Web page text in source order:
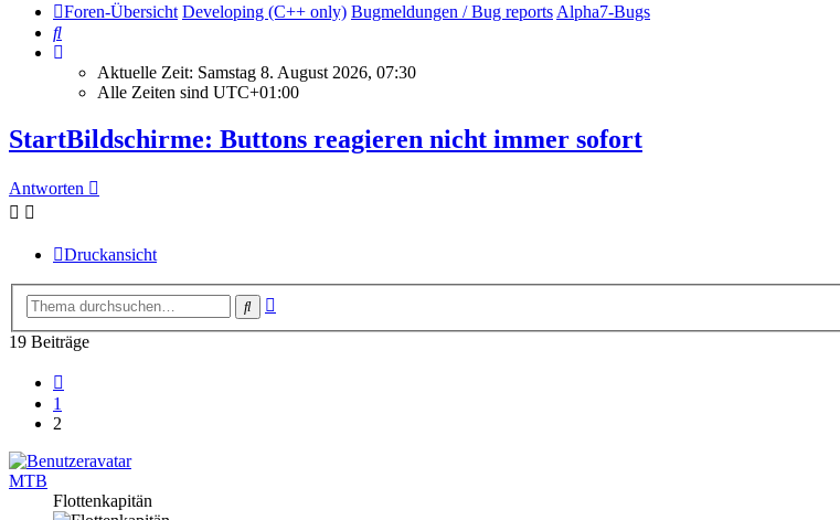
Foren-Übersicht Developing (C++ only) Bugmeldungen / Bug reports Alpha7-Bugs
Suche
Aktuelle Zeit: Samstag 8. August 2026, 07:30
Alle Zeiten sind UTC+01:00
StartBildschirme: Buttons reagieren nicht immer sofort
Antworten
Druckansicht
Suche
19 Beiträge
1
2
MTB
Flottenkapitän